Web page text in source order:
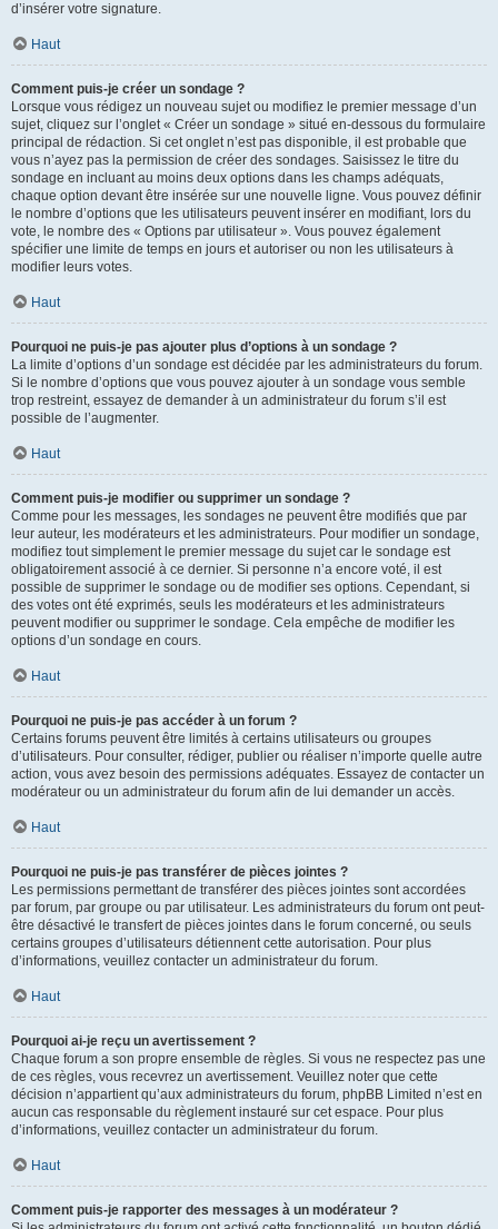
d’insérer votre signature.
Haut
Comment puis-je créer un sondage ?
Lorsque vous rédigez un nouveau sujet ou modifiez le premier message d’un
sujet, cliquez sur l’onglet « Créer un sondage » situé en-dessous du formulaire
principal de rédaction. Si cet onglet n’est pas disponible, il est probable que
vous n’ayez pas la permission de créer des sondages. Saisissez le titre du
sondage en incluant au moins deux options dans les champs adéquats,
chaque option devant être insérée sur une nouvelle ligne. Vous pouvez définir
le nombre d’options que les utilisateurs peuvent insérer en modifiant, lors du
vote, le nombre des « Options par utilisateur ». Vous pouvez également
spécifier une limite de temps en jours et autoriser ou non les utilisateurs à
modifier leurs votes.
Haut
Pourquoi ne puis-je pas ajouter plus d’options à un sondage ?
La limite d’options d’un sondage est décidée par les administrateurs du forum.
Si le nombre d’options que vous pouvez ajouter à un sondage vous semble
trop restreint, essayez de demander à un administrateur du forum s’il est
possible de l’augmenter.
Haut
Comment puis-je modifier ou supprimer un sondage ?
Comme pour les messages, les sondages ne peuvent être modifiés que par
leur auteur, les modérateurs et les administrateurs. Pour modifier un sondage,
modifiez tout simplement le premier message du sujet car le sondage est
obligatoirement associé à ce dernier. Si personne n’a encore voté, il est
possible de supprimer le sondage ou de modifier ses options. Cependant, si
des votes ont été exprimés, seuls les modérateurs et les administrateurs
peuvent modifier ou supprimer le sondage. Cela empêche de modifier les
options d’un sondage en cours.
Haut
Pourquoi ne puis-je pas accéder à un forum ?
Certains forums peuvent être limités à certains utilisateurs ou groupes
d’utilisateurs. Pour consulter, rédiger, publier ou réaliser n’importe quelle autre
action, vous avez besoin des permissions adéquates. Essayez de contacter un
modérateur ou un administrateur du forum afin de lui demander un accès.
Haut
Pourquoi ne puis-je pas transférer de pièces jointes ?
Les permissions permettant de transférer des pièces jointes sont accordées
par forum, par groupe ou par utilisateur. Les administrateurs du forum ont peut-
être désactivé le transfert de pièces jointes dans le forum concerné, ou seuls
certains groupes d’utilisateurs détiennent cette autorisation. Pour plus
d’informations, veuillez contacter un administrateur du forum.
Haut
Pourquoi ai-je reçu un avertissement ?
Chaque forum a son propre ensemble de règles. Si vous ne respectez pas une
de ces règles, vous recevrez un avertissement. Veuillez noter que cette
décision n’appartient qu’aux administrateurs du forum, phpBB Limited n’est en
aucun cas responsable du règlement instauré sur cet espace. Pour plus
d’informations, veuillez contacter un administrateur du forum.
Haut
Comment puis-je rapporter des messages à un modérateur ?